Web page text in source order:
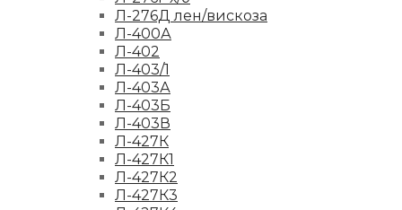
Л-276Д лен/вискоза
Л-400А
Л-402
Л-403/1
Л-403А
Л-403Б
Л-403В
Л-427К
Л-427К1
Л-427К2
Л-427К3